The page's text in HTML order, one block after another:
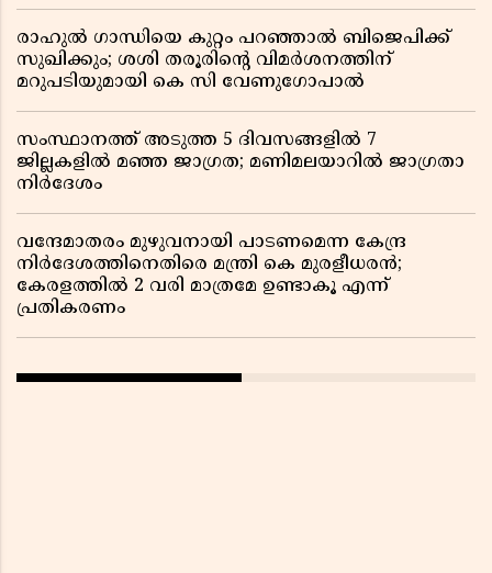
രാഹുൽ ഗാന്ധിയെ കുറ്റം പറഞ്ഞാൽ ബിജെപിക്ക്
സുഖിക്കും; ശശി തരൂരിന്റെ വിമർശനത്തിന്
മറുപടിയുമായി കെ സി വേണുഗോപാൽ
സംസ്ഥാനത്ത് അടുത്ത 5 ദിവസങ്ങളിൽ 7
ജില്ലകളിൽ മഞ്ഞ ജാഗ്രത; മണിമലയാറിൽ ജാഗ്രതാ
നിർദേശം
വന്ദേമാതരം മുഴുവനായി പാടണമെന്ന കേന്ദ്ര
നിർദേശത്തിനെതിരെ മന്ത്രി കെ മുരളീധരൻ;
കേരളത്തിൽ 2 വരി മാത്രമേ ഉണ്ടാകൂ എന്ന്
പ്രതികരണം